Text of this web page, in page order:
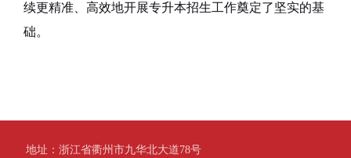
续更精准、高效地开展专升本招生工作奠定了坚实的基
础。
地址：浙江省衢州市九华北大道78号